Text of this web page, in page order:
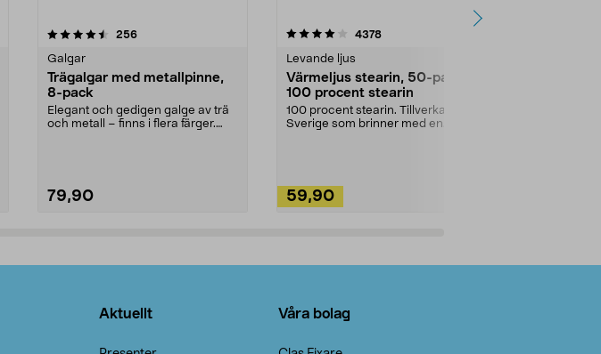
256recensioner
Galgar
Trägalgar med metallpinne,
8-pack
Elegant och gedigen galge av trä
och metall – finns i flera färger.
79,90
4.0av 5 stjärnor 4378recensioner
Levande ljus
Värmeljus stearin, 50-pack,
100 procent stearin
100 procent stearin. Tillverkade i
Sverige som brinner med en
59,90
4.5av 5 stjärnor
Aktuellt Våra bolag